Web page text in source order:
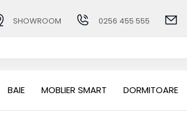
SHOWROOM 0256 455 555
BAIE MOBLIER SMART DORMITOARE